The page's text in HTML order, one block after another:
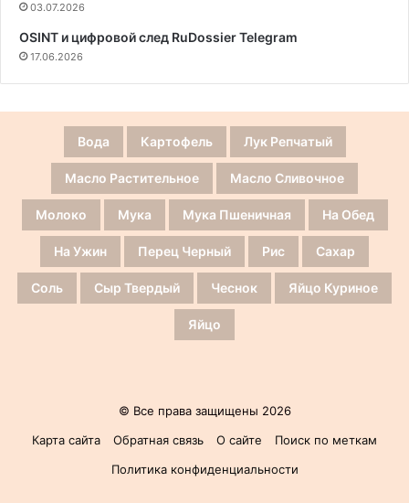
03.07.2026
OSINT и цифровой след RuDossier Telegram
17.06.2026
Вода Картофель Лук Репчатый
Масло Растительное Масло Сливочное
Молоко Мука Мука Пшеничная На Обед
На Ужин Перец Черный Рис Сахар
Соль Сыр Твердый Чеснок Яйцо Куриное
Яйцо
© Все права защищены 2026
Карта сайта
Обратная связь О сайте
Поиск по меткам
Политика конфиденциальности